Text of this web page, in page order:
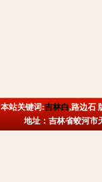
本站关键词:吉林白,路边石
地址：吉林省蛟河